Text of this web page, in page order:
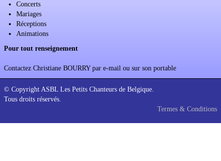
Concerts
Mariages
Réceptions
Animations
Pour tout renseignement
Contactez Christiane BOURRY par e-mail ou sur son portable
© Copyright ASBL Les Petits Chanteurs de Belgique.
Tous droits réservés.
Termes & Conditions